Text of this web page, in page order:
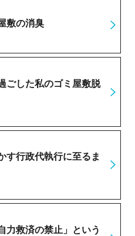
敷の消臭
ごした私のゴミ屋敷脱
す行政代執行に至るま
力救済の禁止」という